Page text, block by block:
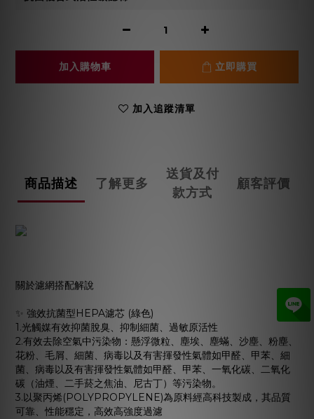
加入購物車 立即購買
加入追蹤清單
商品描述 了解更多
送貨及付
款方式
顧客評價
關於濾網搭配解說
✨ 強效抗菌型HEPA濾芯 (綠色)
1.光觸媒有效抑菌脫臭、抑制細菌、過敏原活性
2.有效去除空氣中污染物：懸浮微粒、塵埃、塵蟎、沙塵、粉塵、
花粉、毛屑、細菌、病毒以及有害揮發性氣體如甲醛、甲苯、細
菌、病毒以及有害揮發性氣體如甲醛、甲苯、一氧化碳、二氧化
碳（油煙、二手菸之焦油、尼古丁）等污染物。
3.以聚丙烯(POLYPROPYLENE)為原料經高科技製成，其品質
可靠、性能穩定，高效高強度過濾